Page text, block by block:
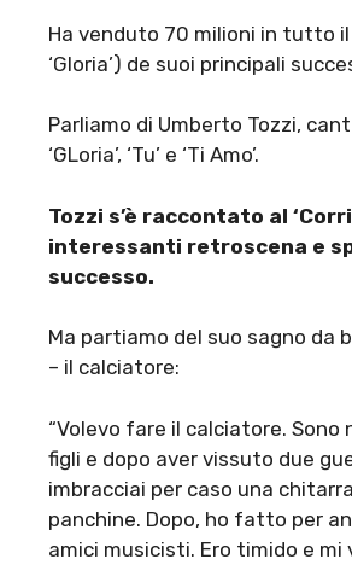
Ha venduto 70 milioni in tutto
‘Gloria’) de suoi principali
Parliamo di Umberto Tozzi,
‘GLoria’, ‘Tu’ e ‘Ti Amo’.
Tozzi s’è raccontato al
interessanti retroscena e
successo.
Ma partiamo del suo sagno da
– il calciatore:
“Volevo fare il calciatore.
figli e dopo aver vissuto due
imbracciai per caso una
panchine. Dopo, ho fatto per
amici musicisti. Ero timido e mi